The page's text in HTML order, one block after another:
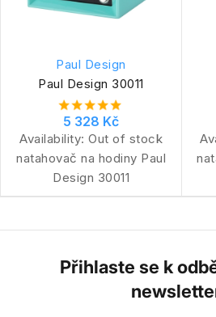
Paul Design
Paul Design 30011
5 328 Kč
Availability: Out of stock
natahovač na hodiny Paul
Design 30011
Přihlaste se k